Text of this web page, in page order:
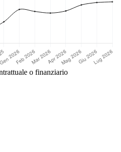
o finanziario